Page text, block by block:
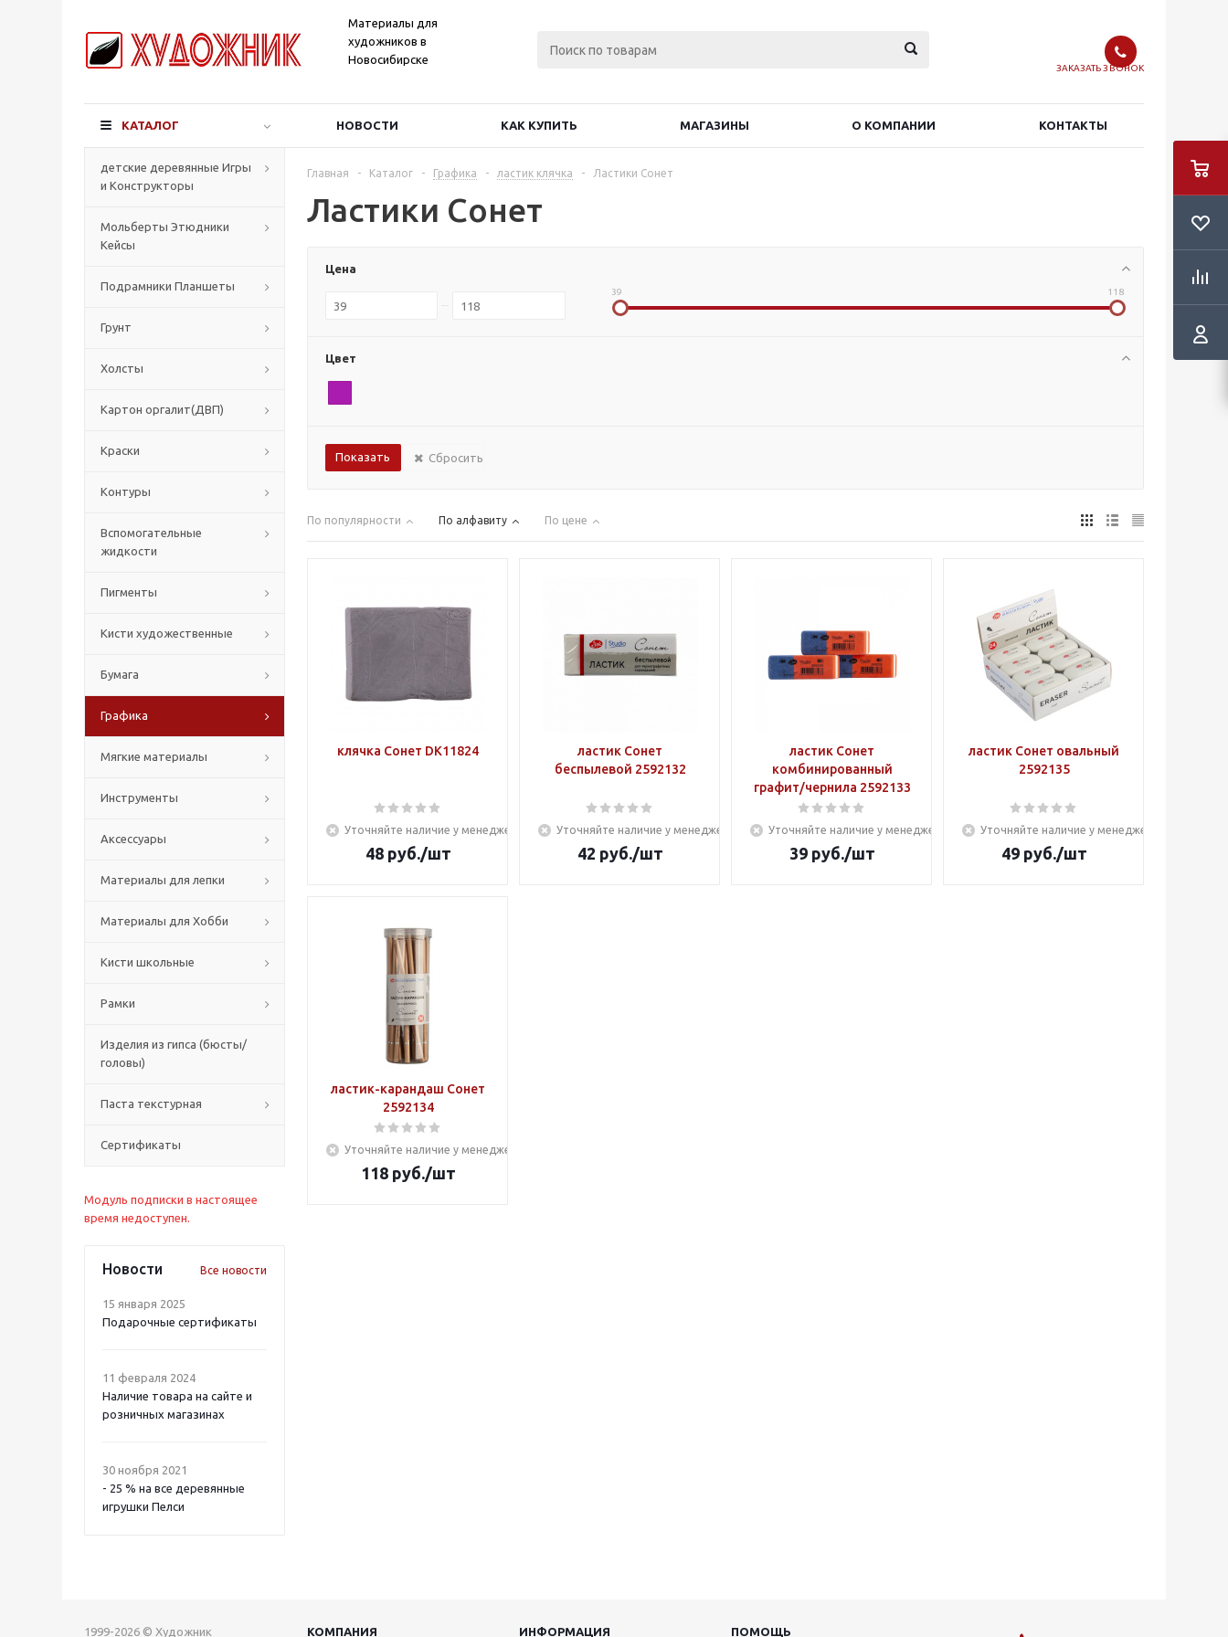
Материалы для
художников в
Новосибирске
ЗАКАЗАТЬ ЗВОНОК
КАТАЛОГ НОВОСТИ КАК КУПИТЬ МАГАЗИНЫ О КОМПАНИИ КОНТАКТЫ
детские деревянные Игры
и Конструкторы
Мольберты Этюдники
Кейсы
Подрамники Планшеты
Грунт
Холсты
Картон оргалит(ДВП)
Краски
Контуры
Вспомогательные
жидкости
Пигменты
Кисти художественные
Бумага
Графика
Мягкие материалы
Инструменты
Аксессуары
Материалы для лепки
Материалы для Хобби
Кисти школьные
Рамки
Изделия из гипса (бюсты/
головы)
Паста текстурная
Сертификаты
Модуль подписки в настоящее
время недоступен.
Новости Все новости
15 января 2025
Подарочные сертификаты
11 февраля 2024
Наличие товара на сайте и
розничных магазинах
30 ноября 2021
- 25 % на все деревянные
игрушки Пелси
Главная - Каталог - Графика - ластик клячка - Ластики Сонет
Ластики Сонет
Цена
39 118
Цвет
Сбросить
По популярности По алфавиту По цене
клячка Сонет DK11824
Уточняйте наличие у менеджера
48руб./шт
ластик Сонет
беспылевой 2592132
Уточняйте наличие у менеджера
42 руб./шт
ластик Сонет
комбинированный
графит/чернила 2592133
Уточняйте наличие у менеджера
39руб./шт
ластик Сонет овальный
2592135
Уточняйте наличие у менеджера
49руб./шт
ластик-карандаш Сонет
2592134
Уточняйте наличие у менеджера
118руб./шт
1999-2026 © Художник КОМПАНИЯ ИНФОРМАЦИЯ ПОМОЩЬ